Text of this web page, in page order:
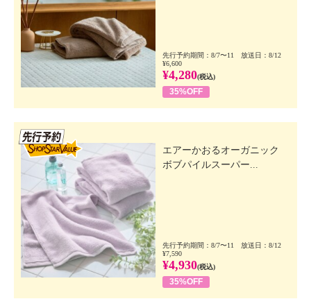
先行予約期間：8/7〜11 放送日：8/12
¥6,600
¥4,280(税込)
35%OFF
エアーかおるオーガニック
ボブパイルスーパー...
先行予約期間：8/7〜11 放送日：8/12
¥7,590
¥4,930(税込)
35%OFF